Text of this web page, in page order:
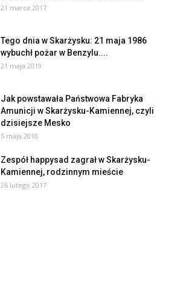
21 marca 2017
Tego dnia w Skarżysku: 21 maja 1986
wybuchł pożar w Benzylu....
21 maja 2019
Jak powstawała Państwowa Fabryka
Amunicji w Skarżysku-Kamiennej, czyli
dzisiejsze Mesko
5 maja 2018
Zespół happysad zagrał w Skarżysku-
Kamiennej, rodzinnym mieście
26 lutego 2017